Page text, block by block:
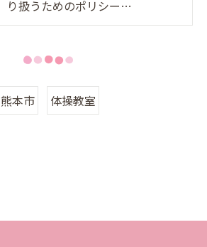
り扱うためのポリシー…
熊本市 体操教室